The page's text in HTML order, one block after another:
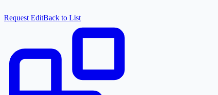
Request EditBack to List